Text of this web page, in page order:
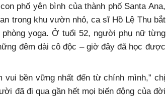
phố yên bình của thành phố Santa Ana,
trong khu vườn nhỏ, ca sĩ Hồ Lệ Thu bắt
yoga. Ở tuổi 52, người phụ nữ từng
đêm dài cô độc – giờ đây đã học được
bền vững nhất đến từ chính mình,” chị
đã đi qua gần hết mọi biến động của đời